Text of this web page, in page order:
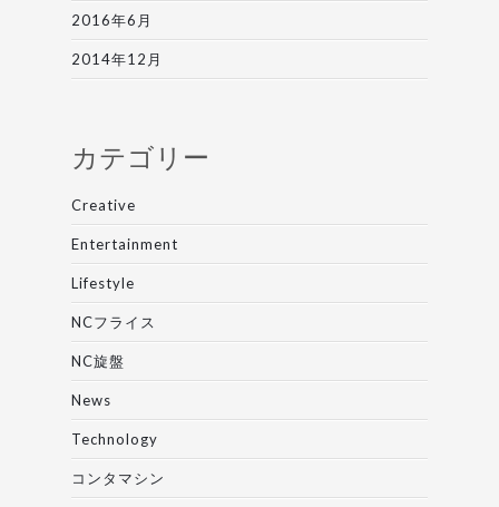
2016年6月
2014年12月
カテゴリー
Creative
Entertainment
Lifestyle
NCフライス
NC旋盤
News
Technology
コンタマシン